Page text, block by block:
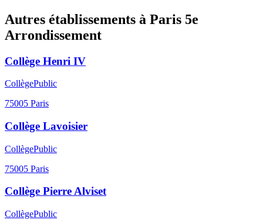
Autres établissements à Paris 5e
Arrondissement
Collège Henri IV
CollègePublic
75005 Paris
Collège Lavoisier
CollègePublic
75005 Paris
Collège Pierre Alviset
CollègePublic